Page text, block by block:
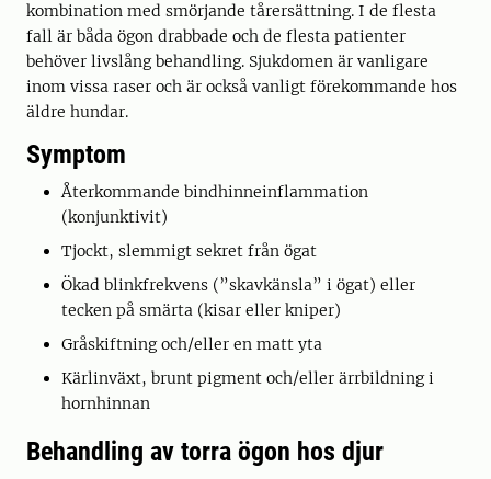
kombination med smörjande tårersättning. I de flesta
fall är båda ögon drabbade och de flesta patienter
behöver livslång behandling. Sjukdomen är vanligare
inom vissa raser och är också vanligt förekommande hos
äldre hundar.
Symptom
Återkommande bindhinneinflammation
(konjunktivit)
Tjockt, slemmigt sekret från ögat
Ökad blinkfrekvens (”skavkänsla” i ögat) eller
tecken på smärta (kisar eller kniper)
Gråskiftning och/eller en matt yta
Kärlinväxt, brunt pigment och/eller ärrbildning i
hornhinnan
Behandling av torra ögon hos djur